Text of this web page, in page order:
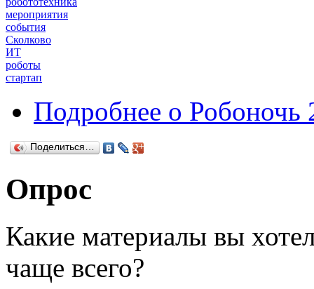
мероприятия
события
Сколково
ИТ
роботы
стартап
Подробнее о Робоночь
Поделиться…
Опрос
Какие материалы вы
чаще всего?